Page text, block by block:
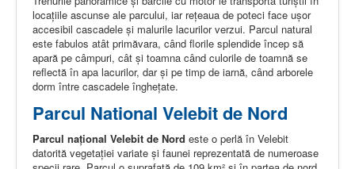
locaţiile ascunse ale parcului, iar reţeaua de poteci face uşor
accesibil cascadele şi malurile lacurilor verzui. Parcul natural
este fabulos atât primăvara, când florile splendide încep să
apară pe câmpuri, cât şi toamna când culorile de toamnă se
reflectă în apa lacurilor, dar și pe timp de iarnă, când arborele
dorm între cascadele îngheţate.
Parcul National Velebit de Nord
Parcul național Velebit de Nord este o perlă în Velebit
datorită vegetaţiei variate şi faunei reprezentată de numeroase